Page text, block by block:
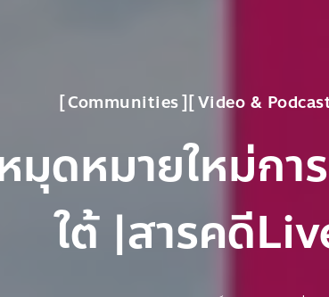
Communities Video &
มุดหมายใหม่กา
ใต้ |สารคดี